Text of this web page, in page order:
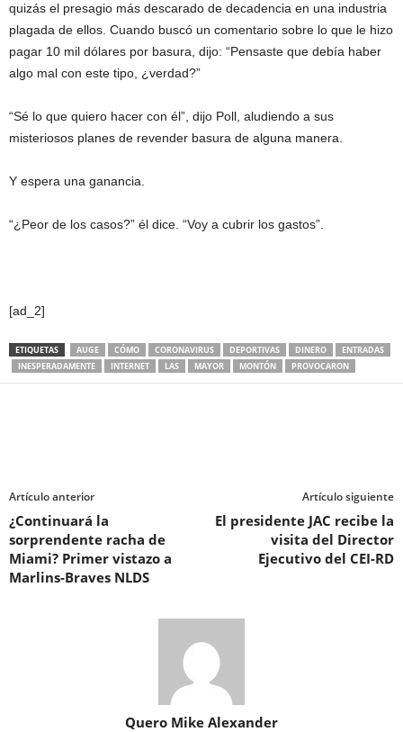
quizás el presagio más descarado de decadencia en una industria
plagada de ellos. Cuando buscó un comentario sobre lo que le hizo
pagar 10 mil dólares por basura, dijo: “Pensaste que debía haber
algo mal con este tipo, ¿verdad?”
“Sé lo que quiero hacer con él”, dijo Poll, aludiendo a sus
misteriosos planes de revender basura de alguna manera.
Y espera una ganancia.
“¿Peor de los casos?” él dice. “Voy a cubrir los gastos”.
[ad_2]
ETIQUETAS AUGE CÓMO CORONAVIRUS DEPORTIVAS DINERO
ENTRADAS
INESPERADAMENTE
INTERNET LAS MAYOR MONTÓN PROVOCARON
Artículo anterior
¿Continuará la
sorprendente racha de
Miami? Primer vistazo a
Marlins-Braves NLDS
Artículo siguiente
El presidente JAC recibe la
visita del Director
Ejecutivo del CEI-RD
Quero Mike Alexander